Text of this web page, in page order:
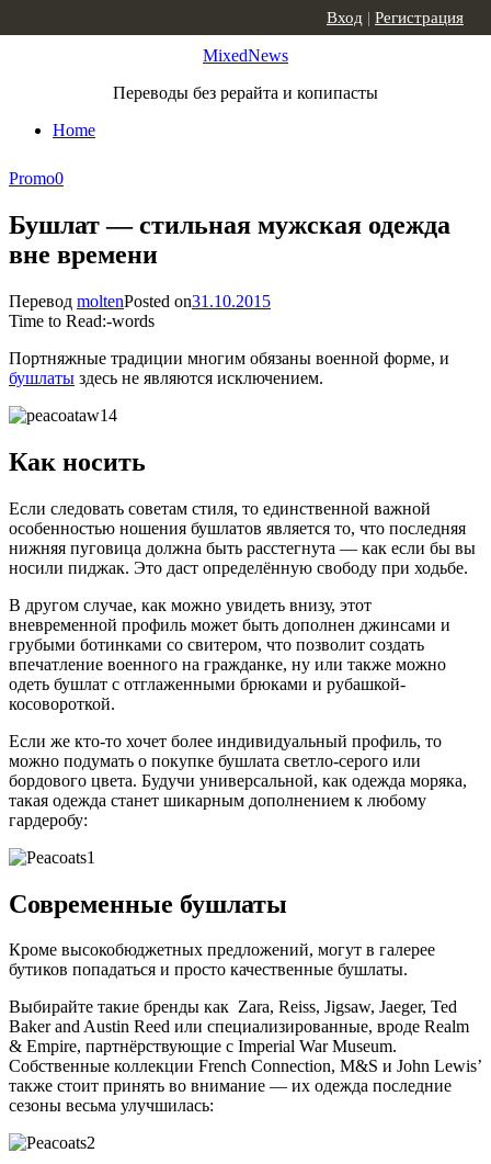
MixedNews
Переводы без рерайта и копипасты
Home
Вход | Регистрация
Promo0
Бушлат — стильная мужская одежда
вне времени
Перевод moltenPosted on31.10.2015
Time to Read:-words
Портняжные традиции многим обязаны военной форме, и
бушлаты здесь не являются исключением.
Как носить
Если следовать советам стиля, то единственной важной
особенностью ношения бушлатов является то, что последняя
нижняя пуговица должна быть расстегнута — как если бы вы
носили пиджак. Это даст определённую свободу при ходьбе.
В другом случае, как можно увидеть внизу, этот
вневременной профиль может быть дополнен джинсами и
грубыми ботинками со свитером, что позволит создать
впечатление военного на гражданке, ну или также можно
одеть бушлат с отглаженными брюками и рубашкой-
косовороткой.
Если же кто-то хочет более индивидуальный профиль, то
можно подумать о покупке бушлата светло-серого или
бордового цвета. Будучи универсальной, как одежда моряка,
такая одежда станет шикарным дополнением к любому
гардеробу:
Современные бушлаты
Кроме высокобюджетных предложений, могут в галерее
бутиков попадаться и просто качественные бушлаты.
Выбирайте такие бренды как Zara, Reiss, Jigsaw, Jaeger, Ted
Baker and Austin Reed или специализированные, вроде Realm
& Empire, партнёрствующие с Imperial War Museum.
Собственные коллекции French Connection, M&S и John Lewis’
также стоит принять во внимание — их одежда последние
сезоны весьма улучшилась: